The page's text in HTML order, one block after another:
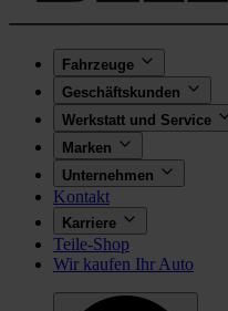
Fahrzeuge
Geschäftskunden
Werkstatt und Service
Marken
Unternehmen
Kontakt
Karriere
Teile-Shop
Wir kaufen Ihr Auto